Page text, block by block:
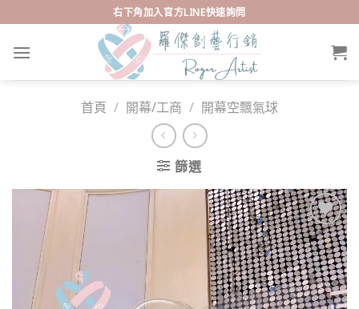
to
content
右下角加入官方LINE快速詢問
首頁 / 開幕/工商 / 開幕空飄氣球
篩選
Add to
wishlist